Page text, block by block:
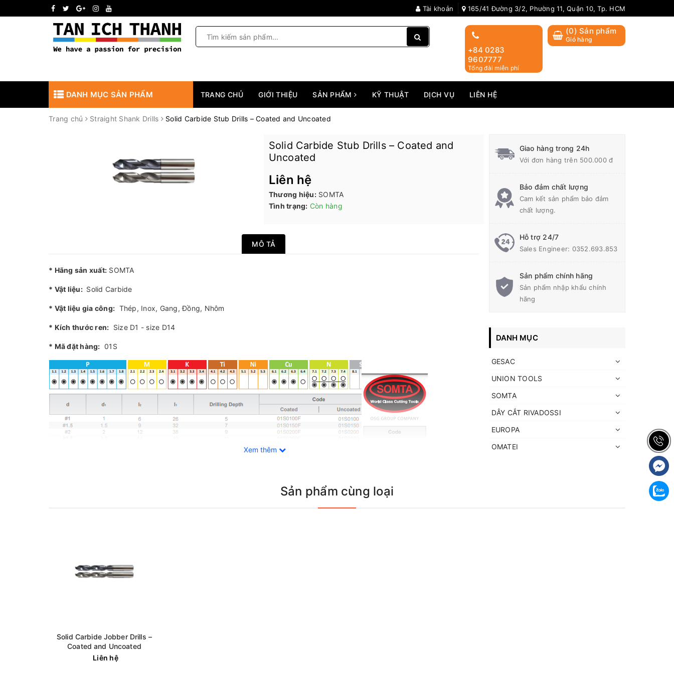
Tài khoản 165/41 Đường 3/2, Phường 11, Quận 10, Tp. HCM
(0) Sản phẩm
Giỏ hàng
+84 0283
9607777
Tổng đài miễn phí
DANH MỤC SẢN PHẨM TRANG CHỦ GIỚI THIỆU SẢN PHẨM KỸ THUẬT DỊCH VỤ LIÊN HỆ
Trang chủ Straight Shank Drills Solid Carbide Stub Drills – Coated and Uncoated
Solid Carbide Stub Drills – Coated and
Uncoated
Liên hệ
Thương hiệu: SOMTA
Tình trạng: Còn hàng
MÔ TẢ
* Hãng sản xuất: SOMTA
* Vật liệu: Solid Carbide
* Vật liệu gia công: Thép, Inox, Gang, Đồng, Nhôm
* Kích thước ren: Size D1 - size D14
* Mã đặt hàng: 01S
Xem thêm
Giao hàng trong 24h
Với đơn hàng trên 500.000 đ
Bảo đảm chất lượng
Cam kết sản phẩm bảo đảm
chất lượng.
Hỗ trợ 24/7
Sales Engineer: 0352.693.853
Sản phẩm chính hãng
Sản phẩm nhập khẩu chính
hãng
DANH MỤC
GESAC
UNION TOOLS
SOMTA
DÂY CẮT RIVADOSSI
EUROPA
OMATEI
Sản phẩm cùng loại
Solid Carbide Jobber Drills –
Coated and Uncoated
Liên hệ